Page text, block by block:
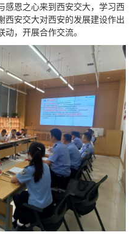
感恩之心来到西安交大，学习西
西安交大对西安的发展建设作出
，开展合作交流。